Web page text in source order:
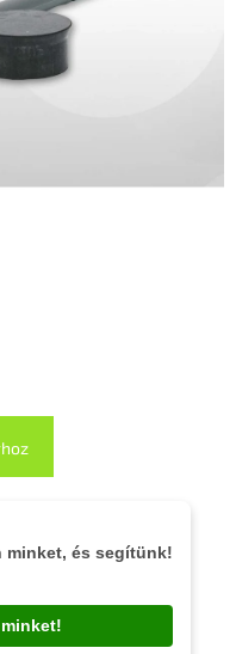
minket, és segítünk!